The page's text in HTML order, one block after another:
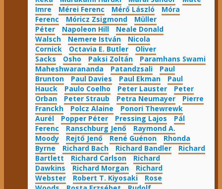
Imre
Mérei Ferenc Mérő László
Móra
Ferenc
Móricz Zsigmond
Müller
Péter
Napoleon Hill
Neale Donald
Walsch
Nemere István
Nicola
Cornick
Octavia E. Butler
Oliver
Sacks
Osho Paksi Zoltán
Paramhans Swami
Maheshwarananda
Patandzsali
Paul
Brunton
Paul Davies Paul Ekman
Paul
Hauck
Paulo Coelho Peter Lauster
Peter
Orban
Peter Straub Petra Neumayer
Pierre
Franckh
Polcz Alaine
Ponori Thewrewk
Aurél
Popper Péter Pressing Lajos
Pál
Ferenc
Ranschburg Jenő
Raymond A.
Moody
Rejtő Jenő René Guénon
Rhonda
Byrne
Richard Bach Richard Bandler
Richard
Bartlett
Richard Carlson
Richard
Dawkins
Richard Morgan
Richard
Webster
Robert T. Kiyosaki
Rose